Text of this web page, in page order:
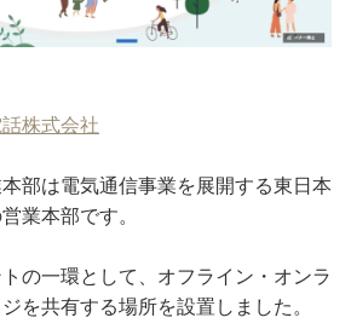
株式会社
部は電気通信事業を展開する東日本
業本部です。
の一環として、オフライン・オンラ
を共有する場所を設置しました。